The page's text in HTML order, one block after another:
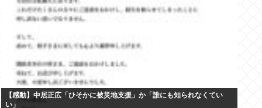
【感動】中居正広「ひそかに被災地支援」か「誰にも知られなくてい
い」